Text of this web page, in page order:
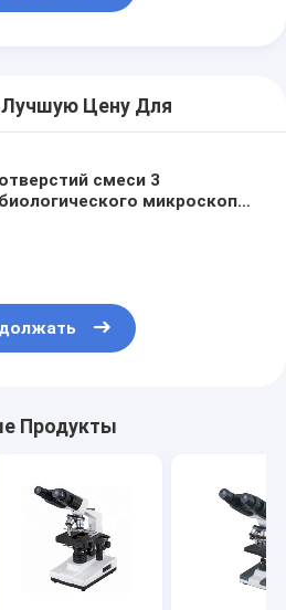
Лучшую Цену Для
отверстий смеси 3
биологического микроскопа
Продукты